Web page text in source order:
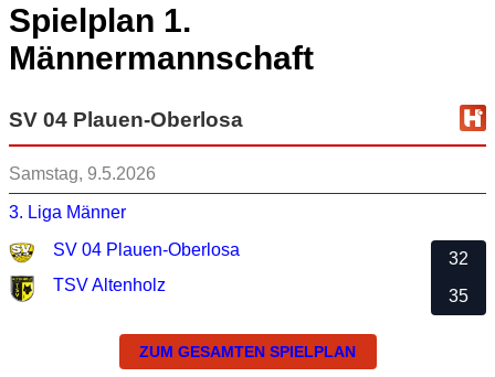
Spielplan 1.
Männermannschaft
SV 04 Plauen-Oberlosa
Samstag, 9.5.2026
3. Liga Männer
SV 04 Plauen-Oberlosa
TSV Altenholz
32
35
ZUM GESAMTEN SPIELPLAN